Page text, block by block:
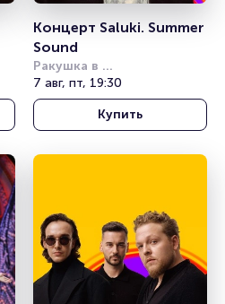
Концерт Saluki. Summer
Sound
Ракушка в
Александровском саду
7 авг, пт, 19:30
Купить